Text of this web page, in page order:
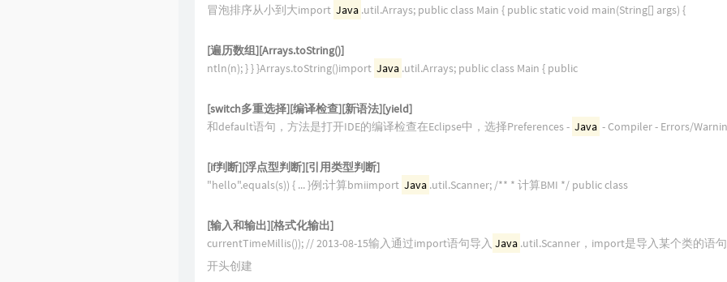
冒泡排序从小到大import Java .util.Arrays; public class Main { public static void main(String[] args) {
[遍历数组][Arrays.toString()]
ntln(n); } } }Arrays.toString()import Java .util.Arrays; public class Main { public
[switch多重选择][编译检查][新语法][yield]
和default语句，方法是打开IDE的编译检查在Eclipse中，选择Preferences - Java - Compiler - Errors/
[if判断][浮点型判断][引用类型判断]
"hello".equals(s)) { ... }例:计算bmiimport Java .util.Scanner; /** * 计算BMI */ public class
[输入和输出][格式化输出]
currentTimeMillis()); // 2013-08-15输入通过import语句导入 Java .util.Scanner，import是导入某个类的语
开头创建